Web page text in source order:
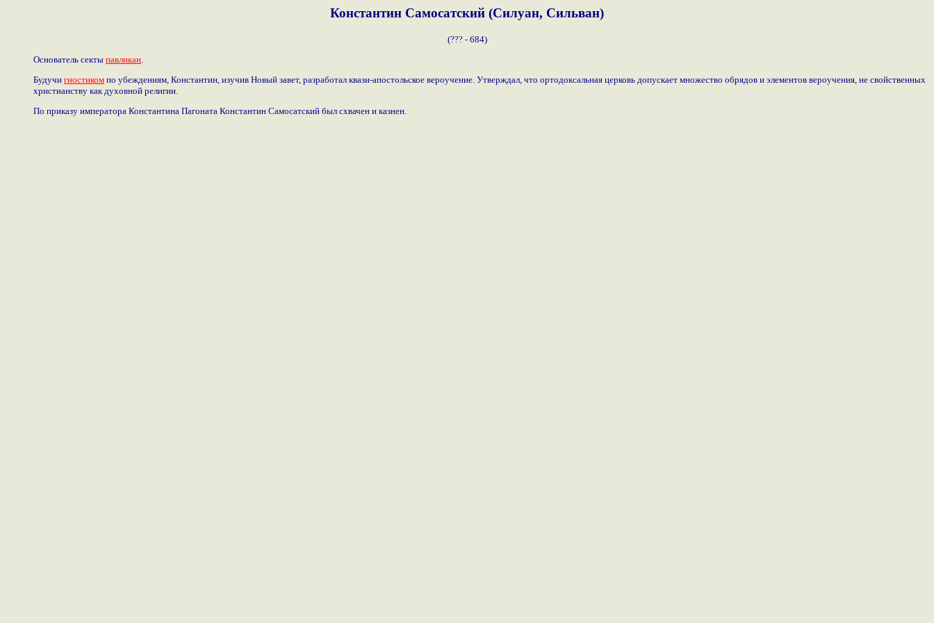
Константин Самосатский (Силуан, Сильван)
(??? - 684)
Основатель секты павликан
Будучи гностиком по убеждениям, Константин, изучив Новый завет, разработал квази-апостольское вероучение. Утверждал, что ортодоксальная церковь допускает множество обрядов и элементов вероучения, не свойственных
христианству как духовной религии.
По приказу императора Константина Пагоната Константин Самосатский был схвачен и казнен.